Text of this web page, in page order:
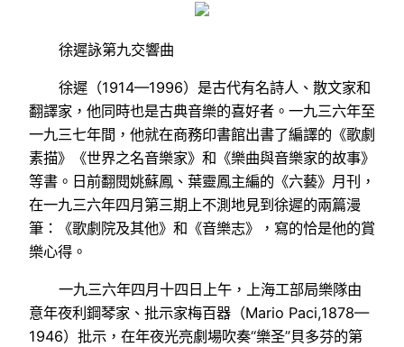
徐遲詠第九交響曲
徐遲（1914—1996）是古代有名詩人、散文家和
翻譯家，他同時也是古典音樂的喜好者。一九三六年至
一九三七年間，他就在商務印書館出書了編譯的《歌劇
素描》《世界之名音樂家》和《樂曲與音樂家的故事》
等書。日前翻閱姚蘇鳳、葉靈鳳主編的《六藝》月刊，
在一九三六年四月第三期上不測地見到徐遲的兩篇漫
筆：《歌劇院及其他》和《音樂志》，寫的恰是他的賞
樂心得。
一九三六年四月十四日上午，上海工部局樂隊由
意年夜利鋼琴家、批示家梅百器（Mario Paci,1878—
1946）批示，在年夜光亮劇場吹奏“樂圣”貝多芬的第